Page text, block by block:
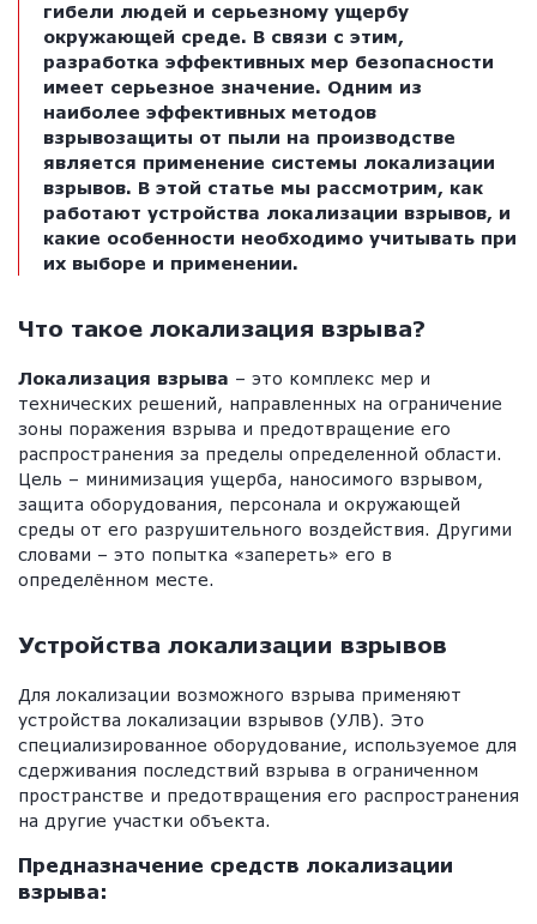
гибели людей и серьезному ущербу
окружающей среде. В связи с этим,
разработка эффективных мер безопасности
имеет серьезное значение. Одним из
наиболее эффективных методов
взрывозащиты от пыли на производстве
является применение системы локализации
взрывов. В этой статье мы рассмотрим, как
работают устройства локализации взрывов, и
какие особенности необходимо учитывать при
их выборе и применении.
Что такое локализация взрыва?
Локализация взрыва – это комплекс мер и
технических решений, направленных на ограничение
зоны поражения взрыва и предотвращение его
распространения за пределы определенной области.
Цель – минимизация ущерба, наносимого взрывом,
защита оборудования, персонала и окружающей
среды от его разрушительного воздействия. Другими
словами – это попытка «запереть» его в
определённом месте.
Устройства локализации взрывов
Для локализации возможного взрыва применяют
устройства локализации взрывов (УЛВ). Это
специализированное оборудование, используемое для
сдерживания последствий взрыва в ограниченном
пространстве и предотвращения его распространения
на другие участки объекта.
Предназначение средств локализации
взрыва: